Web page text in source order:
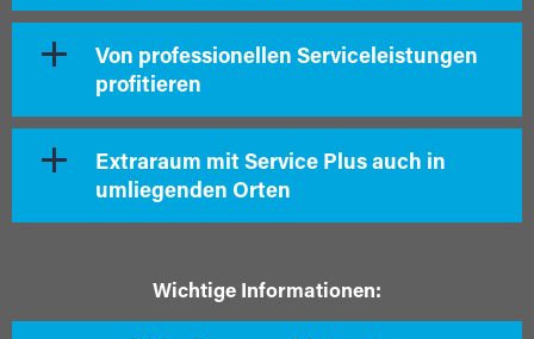
Von professionellen Serviceleistungen
profitieren
Extraraum mit Service Plus auch in
umliegenden Orten
Wichtige Informationen: